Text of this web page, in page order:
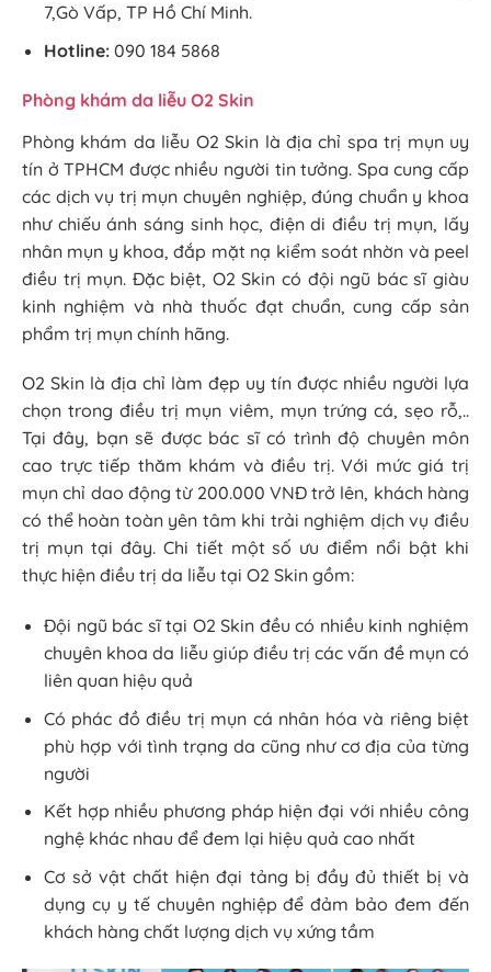
7,Gò Vấp, TP Hồ Chí Minh.
Hotline: 090 184 5868
Phòng khám da liễu O2 Skin
Phòng khám da liễu O2 Skin là địa chỉ spa trị mụn uy
tín ở TPHCM được nhiều người tin tưởng. Spa cung cấp
các dịch vụ trị mụn chuyên nghiệp, đúng chuẩn y khoa
như chiếu ánh sáng sinh học, điện di điều trị mụn, lấy
nhân mụn y khoa, đắp mặt nạ kiểm soát nhờn và peel
điều trị mụn. Đặc biệt, O2 Skin có đội ngũ bác sĩ giàu
kinh nghiệm và nhà thuốc đạt chuẩn, cung cấp sản
phẩm trị mụn chính hãng.
O2 Skin là địa chỉ làm đẹp uy tín được nhiều người lựa
chọn trong điều trị mụn viêm, mụn trứng cá, sẹo rỗ,..
Tại đây, bạn sẽ được bác sĩ có trình độ chuyên môn
cao trực tiếp thăm khám và điều trị. Với mức giá trị
mụn chỉ dao động từ 200.000 VNĐ trở lên, khách hàng
có thể hoàn toàn yên tâm khi trải nghiệm dịch vụ điều
trị mụn tại đây. Chi tiết một số ưu điểm nổi bật khi
thực hiện điều trị da liễu tại O2 Skin gồm:
Đội ngũ bác sĩ tại O2 Skin đều có nhiều kinh nghiệm
chuyên khoa da liễu giúp điều trị các vấn đề mụn có
liên quan hiệu quả
Có phác đồ điều trị mụn cá nhân hóa và riêng biệt
phù hợp với tình trạng da cũng như cơ địa của từng
người
Kết hợp nhiều phương pháp hiện đại với nhiều công
nghệ khác nhau để đem lại hiệu quả cao nhất
Cơ sở vật chất hiện đại tảng bị đầy đủ thiết bị và
dụng cụ y tế chuyên nghiệp để đảm bảo đem đến
khách hàng chất lượng dịch vụ xứng tầm